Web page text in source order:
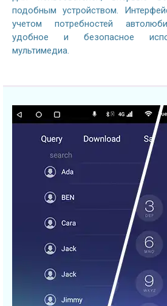
подобным устройством.
учетом потребностей
удобное и безопасное
мультимедиа.